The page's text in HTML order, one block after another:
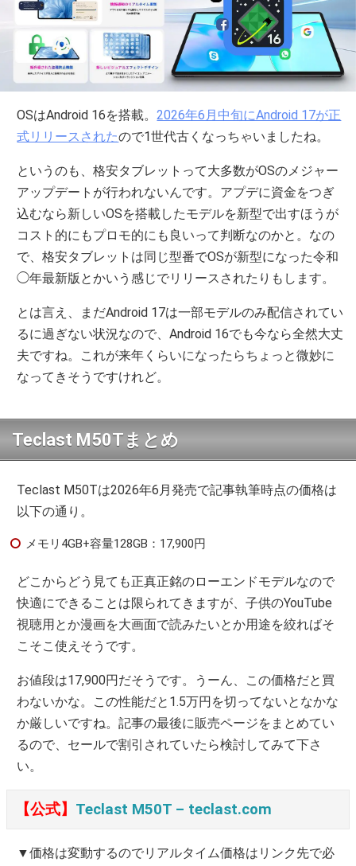
OSはAndroid 16を搭載。2026年6月中旬にAndroid 17が正
式リリースされたので1世代古くなっちゃいましたね。
というのも、格安タブレットって大多数がOSのメジャー
アップデートが行われないんです。アプデに資金をつぎ
込むなら新しいOSを搭載したモデルを新型で出すほうが
コスト的にもプロモ的にも良いって判断なのかと。なの
で、格安タブレットは同じ型番でOSが新型になった令和
◯年最新版とかいう感じでリリースされたりもします。
とは言え、まだAndroid 17は一部モデルのみ配信されてい
るに過ぎない状況なので、Android 16でも今なら全然大丈
夫ですね。これが来年くらいになったらちょっと微妙に
なってきそうですけれど。
Teclast M50Tまとめ
Teclast M50Tは2026年6月発売で記事執筆時点の価格は
以下の通り。
メモリ4GB+容量128GB：17,900円
どこからどう見ても正真正銘のローエンドモデルなので
快適にできることは限られてきますが、子供のYouTube
視聴用とか漫画を大画面で読みたいとか用途を絞ればそ
こそこ使えそうです。
お値段は17,900円だそうです。うーん、この価格だと買
わないかな。この性能だと1.5万円を切ってないとなかな
か厳しいですね。記事の最後に販売ページをまとめてい
るので、セールで割引されていたら検討してみて下さ
い。
【公式】 Teclast M50T – teclast.com
▼価格は変動するのでリアルタイム価格はリンク先で必